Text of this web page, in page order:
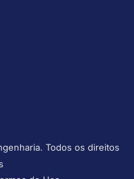
Todos os direitos